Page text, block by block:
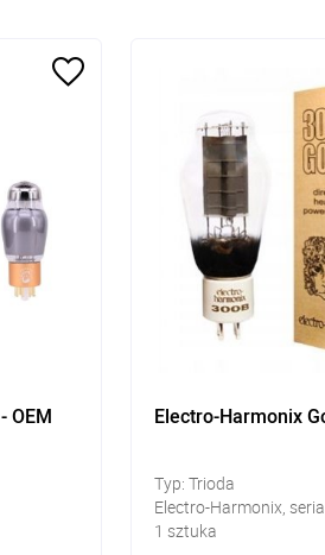
OEM Electro-Harmonix
Typ: Trioda
Electro-Harmonix,
1 sztuka